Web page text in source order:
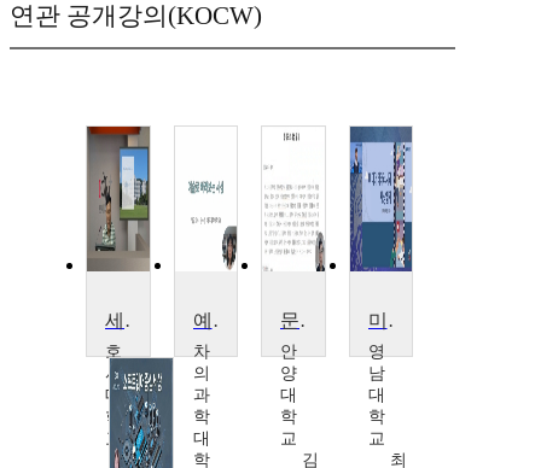
연관 공개강의(KOCW)
세상을바꾸는복지과학기술
호
서
대
학
교
김
예술로 바라보는 세상
차
의
과
학
대
학
문학으로 세상읽기
안
양
대
학
교
김
미디어리터러시와세상읽기
영
남
대
학
교
최